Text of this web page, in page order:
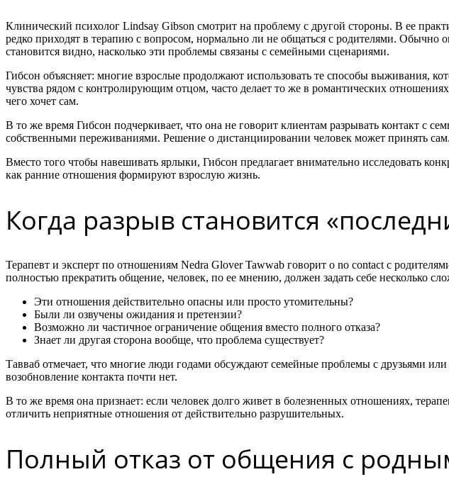
Клинический психолог Lindsay Gibson смотрит на проблему с другой стороны. В ее
редко приходят в терапию с вопросом, нормально ли не общаться с родителями. Обычно
становится видно, насколько эти проблемы связаны с семейными сценариями.
Гибсон объясняет: многие взрослые продолжают использовать те способы выживания,
чувства рядом с контролирующим отцом, часто делает то же в романтических
чего хочет сам.
В то же время Гибсон подчеркивает, что она не говорит клиентам разрывать контакт с
собственными переживаниями. Решение о дистанциировании человек может принять сам.
Вместо того чтобы навешивать ярлыки, Гибсон предлагает внимательно исследовать
как ранние отношения формируют взрослую жизнь.
Когда разрыв становится
Терапевт и эксперт по отношениям Nedra Glover Tawwab говорит о no contact с
полностью прекратить общение, человек, по ее мнению, должен задать себе несколько
Эти отношения действительно опасны или просто утомительны?
Были ли озвучены ожидания и претензии?
Возможно ли частичное ограничение общения вместо полного отказа?
Знает ли другая сторона вообще, что проблема существует?
Тавваб отмечает, что многие люди годами обсуждают семейные проблемы с друзьями
возобновление контакта почти нет.
В то же время она признает: если человек долго живет в болезненных отношениях,
отличить неприятные отношения от действительно разрушительных.
Полный отказ от общения с